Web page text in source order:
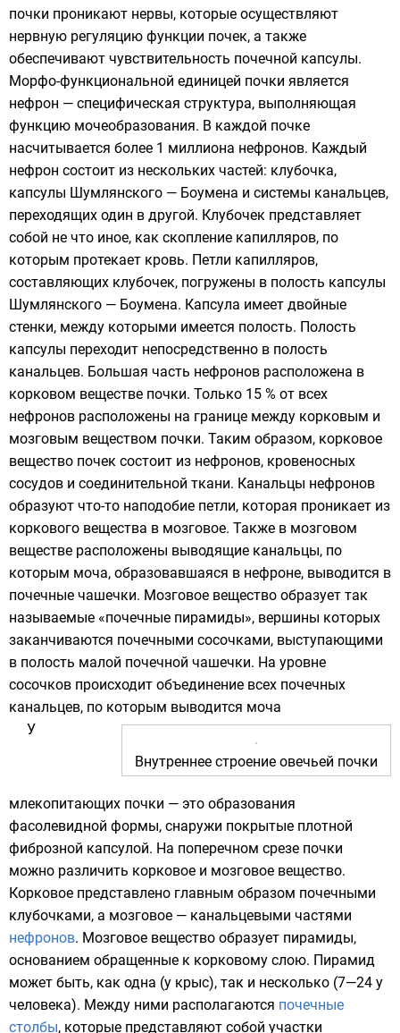
почки проникают нервы, которые осуществляют
нервную регуляцию функции почек, а также
обеспечивают чувствительность почечной капсулы.
Морфо-функциональной единицей почки является
нефрон — специфическая структура, выполняющая
функцию мочеобразования. В каждой почке
насчитывается более 1 миллиона нефронов. Каждый
нефрон состоит из нескольких частей: клубочка,
капсулы Шумлянского — Боумена и системы канальцев,
переходящих один в другой. Клубочек представляет
собой не что иное, как скопление капилляров, по
которым протекает кровь. Петли капилляров,
составляющих клубочек, погружены в полость капсулы
Шумлянского — Боумена. Капсула имеет двойные
стенки, между которыми имеется полость. Полость
капсулы переходит непосредственно в полость
канальцев. Большая часть нефронов расположена в
корковом веществе почки. Только 15 % от всех
нефронов расположены на границе между корковым и
мозговым веществом почки. Таким образом, корковое
вещество почек состоит из нефронов, кровеносных
сосудов и соединительной ткани. Канальцы нефронов
образуют что-то наподобие петли, которая проникает из
коркового вещества в мозговое. Также в мозговом
веществе расположены выводящие канальцы, по
которым моча, образовавшаяся в нефроне, выводится в
почечные чашечки. Мозговое вещество образует так
называемые «почечные пирамиды», вершины которых
заканчиваются почечными сосочками, выступающими
в полость малой почечной чашечки. На уровне
сосочков происходит объединение всех почечных
канальцев, по которым выводится моча
Внутреннее строение овечьей почки
У
млекопитающих почки — это образования
фасолевидной формы, снаружи покрытые плотной
фиброзной капсулой. На поперечном срезе почки
можно различить корковое и мозговое вещество.
Корковое представлено главным образом почечными
клубочками, а мозговое — канальцевыми частями
нефронов. Мозговое вещество образует пирамиды,
основанием обращенные к корковому слою. Пирамид
может быть, как одна (у крыс), так и несколько (7—24 у
человека). Между ними располагаются почечные
столбы, которые представляют собой участки